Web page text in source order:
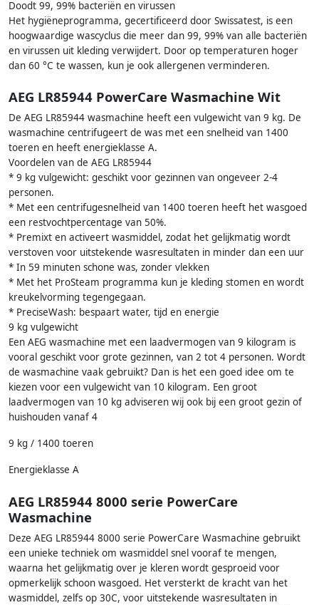
Doodt 99, 99% bacteriën en virussen
Het hygiëneprogramma, gecertificeerd door Swissatest, is een
hoogwaardige wascyclus die meer dan 99, 99% van alle bacteriën
en virussen uit kleding verwijdert. Door op temperaturen hoger
dan 60 °C te wassen, kun je ook allergenen verminderen.
AEG LR85944 PowerCare Wasmachine Wit
De AEG LR85944 wasmachine heeft een vulgewicht van 9 kg. De
wasmachine centrifugeert de was met een snelheid van 1400
toeren en heeft energieklasse A.
Voordelen van de AEG LR85944
* 9 kg vulgewicht: geschikt voor gezinnen van ongeveer 2-4
personen.
* Met een centrifugesnelheid van 1400 toeren heeft het wasgoed
een restvochtpercentage van 50%.
* Premixt en activeert wasmiddel, zodat het gelijkmatig wordt
verstoven voor uitstekende wasresultaten in minder dan een uur
* In 59 minuten schone was, zonder vlekken
* Met het ProSteam programma kun je kleding stomen en wordt
kreukelvorming tegengegaan.
* PreciseWash: bespaart water, tijd en energie
9 kg vulgewicht
Een AEG wasmachine met een laadvermogen van 9 kilogram is
vooral geschikt voor grote gezinnen, van 2 tot 4 personen. Wordt
de wasmachine vaak gebruikt? Dan is het een goed idee om te
kiezen voor een vulgewicht van 10 kilogram. Een groot
laadvermogen van 10 kg adviseren wij ook bij een groot gezin of
huishouden vanaf 4
9 kg / 1400 toeren
Energieklasse A
AEG LR85944 8000 serie PowerCare
Wasmachine
Deze AEG LR85944 8000 serie PowerCare Wasmachine gebruikt
een unieke techniek om wasmiddel snel vooraf te mengen,
waarna het gelijkmatig over je kleren wordt gesproeid voor
opmerkelijk schoon wasgoed. Het versterkt de kracht van het
wasmiddel, zelfs op 30C, voor uitstekende wasresultaten in